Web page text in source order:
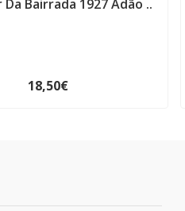
Da Bairrada 1927 Adão ..
18,50€